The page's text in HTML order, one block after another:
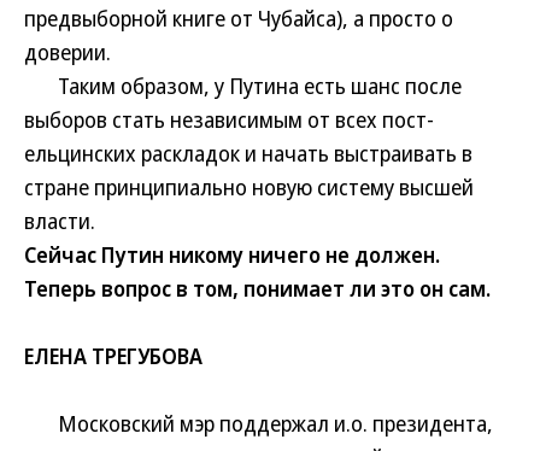
предвыборной книге от Чубайса), а просто о
доверии.
Таким образом, у Путина есть шанс после
выборов стать независимым от всех пост-
ельцинских раскладок и начать выстраивать в
стране принципиально новую систему высшей
власти.
Сейчас Путин никому ничего не должен.
Теперь вопрос в том, понимает ли это он сам.
ЕЛЕНА ТРЕГУБОВА
Московский мэр поддержал и.о. президента,